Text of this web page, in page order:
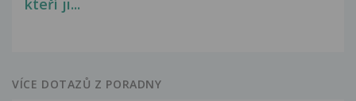
kteří ji...
VÍCE DOTAZŮ Z PORADNY